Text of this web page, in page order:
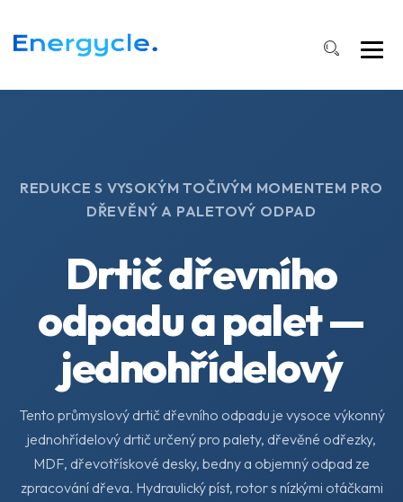
REDUKCE S VYSOKÝM TOČIVÝM MOMENTEM PRO
DŘEVĚNÝ A PALETOVÝ ODPAD
Drtič dřevního
odpadu a palet —
jednohřídelový
Tento průmyslový drtič dřevního odpadu je vysoce výkonný
jednohřídelový drtič určený pro palety, dřevěné odřezky,
MDF, dřevotřískové desky, bedny a objemný odpad ze
zpracování dřeva. Hydraulický píst, rotor s nízkými otáčkami